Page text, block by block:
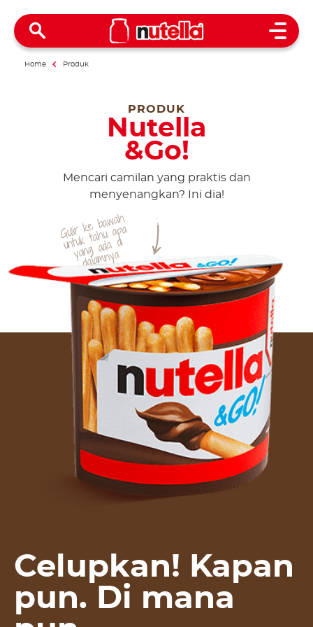
Open
Home Produk
PRODUK
Nutella
&Go!
Mencari camilan yang praktis dan
menyenangkan? Ini dia!
Celupkan! Kapan
pun. Di mana